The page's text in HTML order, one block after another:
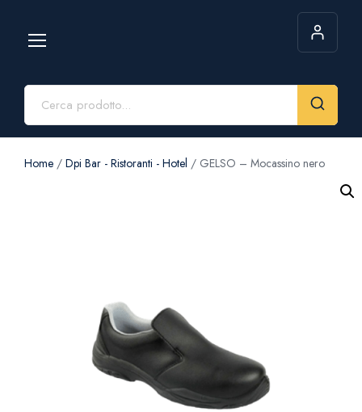
Home / Dpi Bar - Ristoranti - Hotel / GELSO – Mocassino nero